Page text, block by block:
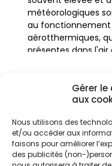
Gérer
aux
Nous utilisons des
et/ou accéder aux
faisons pour améliorer
des publicités (non-
météorologiques
au fonctionnement
aérotthermiques,
présentes dans l'air
résidentiels tels
d'un ballon
permet de
fluctuations des
valorisant le
d'une maison en
Ne